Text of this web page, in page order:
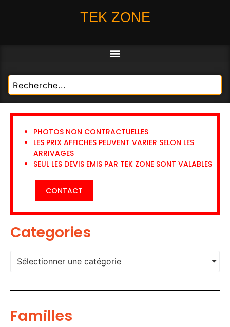
TEK ZONE
PHOTOS NON CONTRACTUELLES
LES PRIX AFFICHES PEUVENT VARIER SELON LES
ARRIVAGES
SEUL LES DEVIS EMIS PAR TEK ZONE SONT VALABLES
CONTACT
Categories
Sélectionner une catégorie
Familles